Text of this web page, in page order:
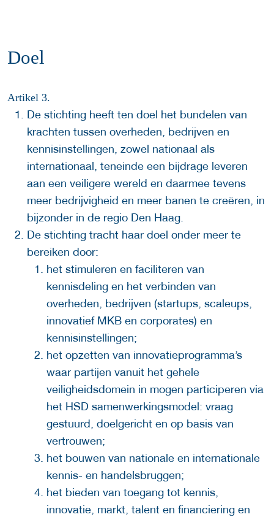
Doel
Artikel 3.
De stichting heeft ten doel het bundelen van
krachten tussen overheden, bedrijven en
kennisinstellingen, zowel nationaal als
internationaal, teneinde een bijdrage leveren
aan een veiligere wereld en daarmee tevens
meer bedrijvigheid en meer banen te creëren, in
bijzonder in de regio Den Haag.
De stichting tracht haar doel onder meer te
bereiken door:
het stimuleren en faciliteren van
kennisdeling en het verbinden van
overheden, bedrijven (startups, scaleups,
innovatief MKB en corporates) en
kennisinstellingen;
het opzetten van innovatieprogramma’s
waar partijen vanuit het gehele
veiligheidsdomein in mogen participeren via
het HSD samenwerkingsmodel: vraag
gestuurd, doelgericht en op basis van
vertrouwen;
het bouwen van nationale en internationale
kennis- en handelsbruggen;
het bieden van toegang tot kennis,
innovatie, markt, talent en financiering en